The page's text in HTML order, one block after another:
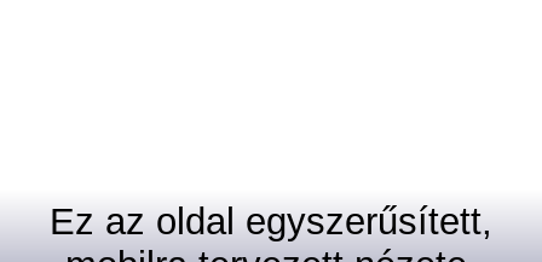
Ez az oldal egyszerűsített,